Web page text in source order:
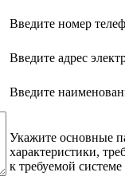
Введите номер
Введите адрес
Введите
Укажите основные
характеристики,
к требуемой системе